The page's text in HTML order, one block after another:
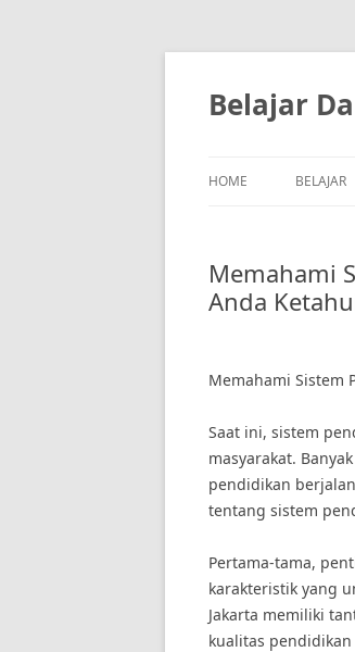
Skip
content
Belajar
HOME BELAJAR
Memahami
Anda
Memahami Sistem
Saat ini, sistem
masyarakat.
pendidikan
tentang sistem
Pertama-tama,
karakteristik yang
Jakarta memiliki
kualitas pendidikan